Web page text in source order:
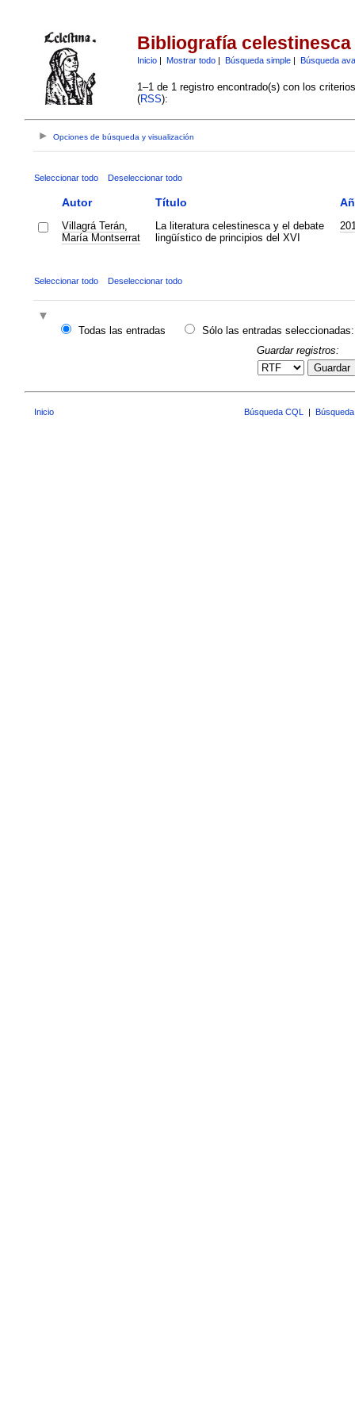
Bibliografía celestinesca
Inicio| Mostrar todo| Búsqueda simple| Búsqueda
1–1 de 1 registro encontrado(s) con los
(RSS):
Opciones de búsqueda y visualización
Seleccionar todo Deseleccionar todo
Autor Título
Villagrá Terán,
María Montserrat
La literatura celestinesca y el debate
lingüístico de principios del XVI
Seleccionar todo Deseleccionar todo
Todas las entradas
Sólo las entradas seleccionadas:
Guardar registros:
Guardar
Inicio Búsqueda CQL